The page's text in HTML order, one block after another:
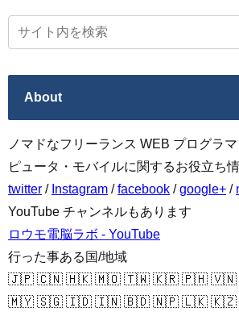
About
ノマドなフリーランス WEB プログラ
ピュータ・モバイルに関するお役立ち
twitter / Instagram /facebook /google+ /
YouTube チャンネルもあります
ロウモ電脳ラボ - YouTube
行った事ある国/地域
🇯🇵 🇨🇳 🇭🇰 🇲🇴 🇹🇼 🇰🇷 🇵🇭
🇲🇾 🇸🇬 🇮🇩 🇮🇳 🇧🇩 🇳🇵 🇱🇰